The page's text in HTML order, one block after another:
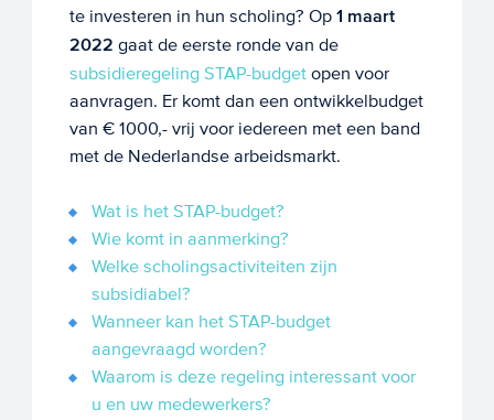
te investeren in hun scholing? Op1 maart
2022 gaat de eerste ronde van de
subsidieregeling STAP-budgetopen voor
aanvragen. Er komt dan een ontwikkelbudget
van € 1000,- vrij voor iedereen met een band
met de Nederlandse arbeidsmarkt.
Wat is het STAP-budget?
Wie komt in aanmerking?
Welke scholingsactiviteiten zijn
subsidiabel?
Wanneer kan het STAP-budget
aangevraagd worden?
Waarom is deze regeling interessant voor
u en uw medewerkers?